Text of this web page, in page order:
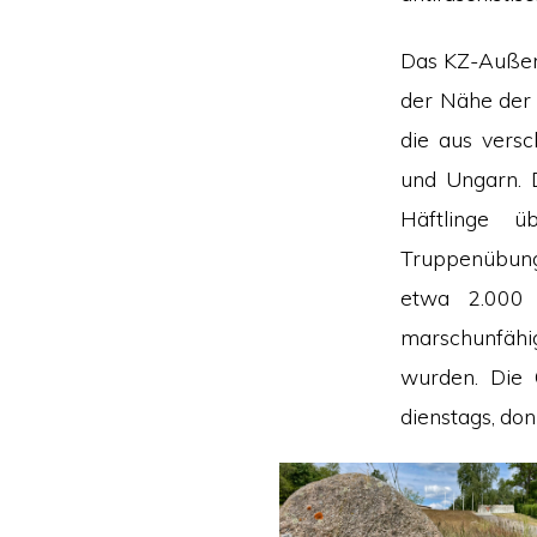
Das KZ-
der Nähe der
die aus
und Ungarn.
Häftlinge
etwa 2.000
wurden. Die
dienstags,